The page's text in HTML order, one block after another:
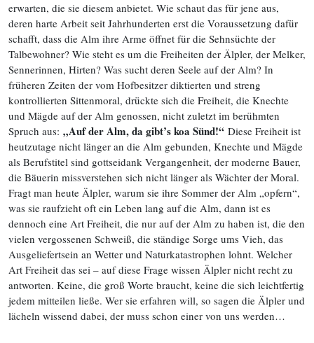
erwarten, die sie diesem anbietet. Wie schaut das für jene aus,
deren harte Arbeit seit Jahrhunderten erst die Voraussetzung dafür
schafft, dass die Alm ihre Arme öffnet für die Sehnsüchte der
Talbewohner? Wie steht es um die Freiheiten der Älpler, der Melker,
Sennerinnen, Hirten? Was sucht deren Seele auf der Alm? In
früheren Zeiten der vom Hofbesitzer diktierten und streng
kontrollierten Sittenmoral, drückte sich die Freiheit, die Knechte
und Mägde auf der Alm genossen, nicht zuletzt im berühmten
Spruch aus: „Auf der Alm, da gibt’s koa Sünd!“ Diese Freiheit ist
heutzutage nicht länger an die Alm gebunden, Knechte und Mägde
als Berufstitel sind gottseidank Vergangenheit, der moderne Bauer,
die Bäuerin missverstehen sich nicht länger als Wächter der Moral.
Fragt man heute Älpler, warum sie ihre Sommer der Alm „opfern“,
was sie raufzieht oft ein Leben lang auf die Alm, dann ist es
dennoch eine Art Freiheit, die nur auf der Alm zu haben ist, die den
vielen vergossenen Schweiß, die ständige Sorge ums Vieh, das
Ausgelie­fertsein an Wetter und Naturkata­strophen lohnt. Welcher
Art Freiheit das sei – auf diese Frage wissen Älpler nicht recht zu
antworten. Keine, die groß Worte braucht, keine die sich leichtfertig
jedem mitteilen ließe. Wer sie erfahren will, so sagen die Älpler und
lächeln wissend dabei, der muss schon einer von uns werden…